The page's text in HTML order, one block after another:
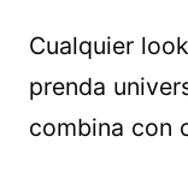
Cualquier
prenda
combina con